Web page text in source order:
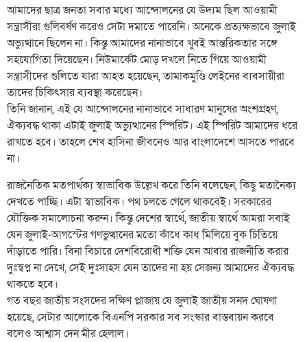
আমাদের ছাত্র জনতা সবার মধ্যে আন্দোলনের যে উদ্যম ছিল আওয়ামী
সন্ত্রাসীরা গুলিবর্ষণ করেও সেটা দমাতে পারেনি। অনেকে প্রত্যক্ষভাবে জুলাই
অভ্যুত্থানে ছিলেন না। কিন্তু আমাদের নানাভাবে খুবই আন্তরিকতার সঙ্গে
সহযোগিতা দিয়েছেন। নিউমার্কেট মোড় দখলে নিতে গিয়ে আওয়ামী
সন্ত্রাসীদের গুলিতে যারা আহত হয়েছেন, তামাকমুণ্ডি লেইনের ব্যবসায়ীরা
তাদের চিকিৎসার ব্যবস্থা করেছেন।
তিনি জানান, এই যে আন্দোলনের নানাভাবে সাধারণ মানুষের অংশগ্রহণ,
ঐক্যবদ্ধ থাকা এটাই জুলাই অভ্যুত্থানের স্পিরিট। এই স্পিরিট আমাদের ধরে
রাখতে হবে। তাহলে শেখ হাসিনা জীবনেও আর বাংলাদেশে আসতে পারবে
না।
রাজনৈতিক মতপার্থক্য স্বাভাবিক উল্লেখ করে তিনি বলেছেন, কিছু মতানৈক্য
দেখতে পাচ্ছি। এটা স্বাভাবিক। পথ চলতে গেলে থাকবেই। সরকারের
যৌক্তিক সমালোচনা করুন। কিন্তু দেশের স্বার্থে, জাতীয় স্বার্থে আমরা সবাই
যেন জুলাই-আগস্টের গণভুত্থানের মতো কাঁধে কাধ মিলিয়ে বুক চিতিয়ে
দাঁড়াতে পারি। বিনা বিচারে দেশবিরোধী শক্তি যেন আবার রাজনীতি করার
দুঃস্বপ্ন না দেখে, সেই দুঃসাহস যেন তাদের না হয় সেজন্য আমাদের ঐক্যবদ্ধ
থাকতে হবে।
গত বছর জাতীয় সংসদের দক্ষিণ প্লাজায় যে জুলাই জাতীয় সনদ ঘোষণা
হয়েছে, সেটার আলোকে বিএনপি সরকার সব সংস্কার বাস্তবায়ন করবে
বলেও আশ্বাস দেন মীর হেলাল।